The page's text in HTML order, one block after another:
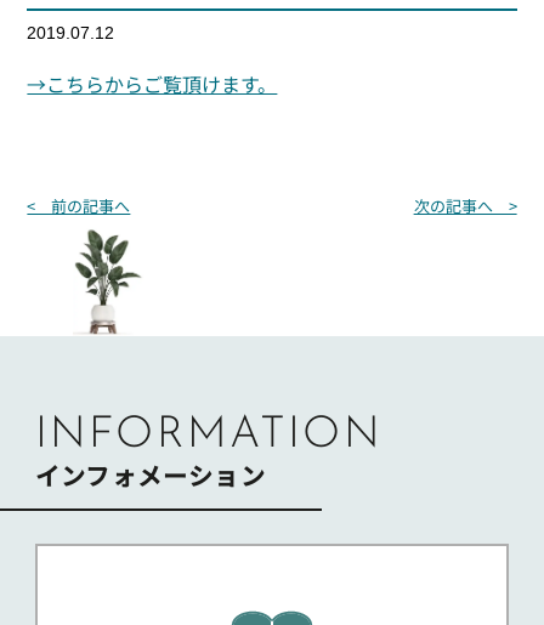
2019.07.12
→こちらからご覧頂けます。
投
シ
< 前の記事へ 次の記事へ >
INFORMATION
インフォメーション